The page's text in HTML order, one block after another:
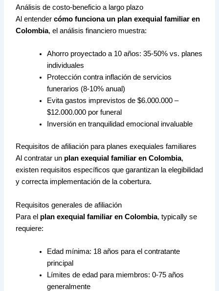
Análisis de costo-beneficio a largo plazo
Al entendercómo funciona un plan exequial familiar en
Colombia, el análisis financiero muestra:
Ahorro proyectado a 10 años: 35-50% vs. planes
individuales
Protección contra inflación de servicios
funerarios (8-10% anual)
Evita gastos imprevistos de $6.000.000 –
$12.000.000 por funeral
Inversión en tranquilidad emocional invaluable
Requisitos de afiliación para planes exequiales familiares
Al contratar un plan exequial familiar en Colombia,
existen requisitos específicos que garantizan la elegibilidad
y correcta implementación de la cobertura.
Requisitos generales de afiliación
Para el plan exequial familiar en Colombia, typically se
requiere:
Edad mínima: 18 años para el contratante
principal
Límites de edad para miembros: 0-75 años
generalmente